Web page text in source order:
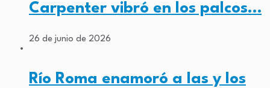
Carpenter vibró en los palcos…
26 de junio de 2026
Río Roma enamoró a las y los